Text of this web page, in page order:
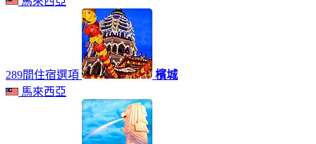
289間住宿選項
檳城
馬來西亞